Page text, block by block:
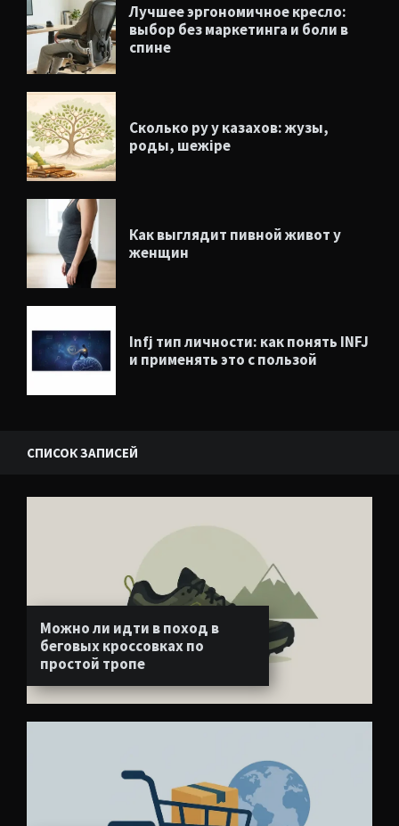
Лучшее эргономичное кресло:
выбор без маркетинга и боли в
спине
Сколько ру у казахов: жузы,
роды, шежіре
Как выглядит пивной живот у
женщин
Infj тип личности: как понять INFJ
и применять это с пользой
СПИСОК ЗАПИСЕЙ
Можно ли идти в поход в
беговых кроссовках по
простой тропе